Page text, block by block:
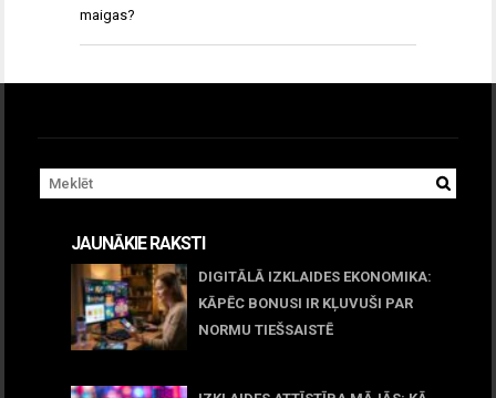
maigas?
JAUNĀKIE RAKSTI
DIGITĀLĀ IZKLAIDES EKONOMIKA:
KĀPĒC BONUSI IR KĻUVUŠI PAR
NORMU TIEŠSAISTĒ